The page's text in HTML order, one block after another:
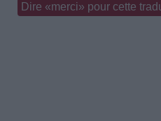
Dire «merci» pour cette